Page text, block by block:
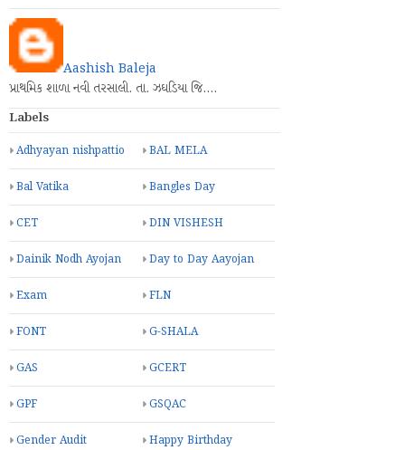
Aashish Baleja
પ્રાથમિક શાળા નવી તરસાલી. તા. ઝઘડિયા જિ.…
Labels
Adhyayan nishpattio BAL MELA
Bal Vatika Bangles Day
CET DIN VISHESH
Dainik Nodh Ayojan Day to Day Aayojan
Exam FLN
FONT G-SHALA
GAS GCERT
GPF GSQAC
Gender Audit Happy Birthday